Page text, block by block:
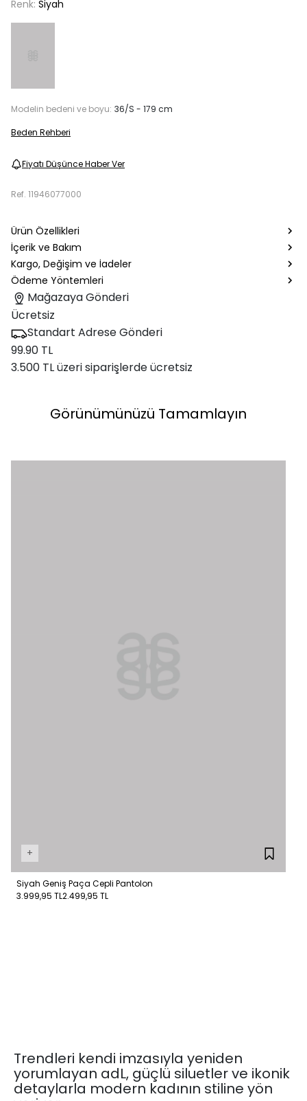
Renk: Siyah
Modelin bedeni ve boyu: 36/S - 179 cm
Beden Rehberi
Fiyatı Düşünce Haber Ver
Ref. 11946077000
Ürün Özellikleri
İçerik ve Bakım
Kargo, Değişim ve İadeler
Ödeme Yöntemleri
Mağazaya Gönderi
Ücretsiz
Standart Adrese Gönderi
99.90 TL
3.500 TL üzeri siparişlerde ücretsiz
Görünümünüzü Tamamlayın
+
Siyah Geniş Paça Cepli Pantolon
3.999,95 TL2.499,95 TL
Trendleri kendi imzasıyla yeniden
yorumlayan adL, güçlü siluetler ve ikonik
detaylarla modern kadının stiline yön